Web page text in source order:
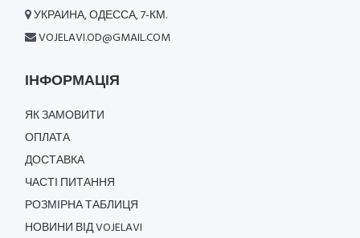
УКРАИНА, ОДЕССА, 7-КМ.
VOJELAVI.OD@GMAIL.COM
ІНФОРМАЦІЯ
ЯК ЗАМОВИТИ
ОПЛАТА
ДОСТАВКА
ЧАСТІ ПИТАННЯ
РОЗМІРНА ТАБЛИЦЯ
НОВИНИ ВІД VOJELAVI